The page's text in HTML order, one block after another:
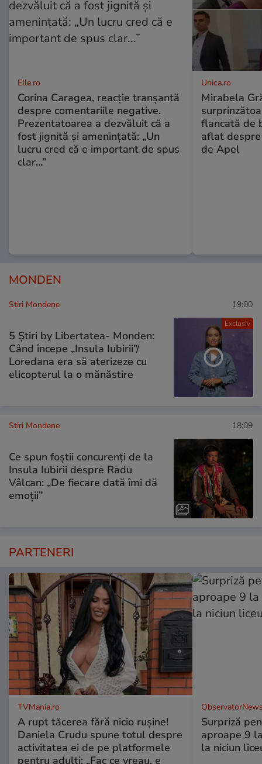
Elle.ro
Corina Caragea, reacție tranșantă
despre comentariile negative.
Prezentatoarea a dezvăluit că a
fost jignită și amenințată: „Un
lucru cred că e important de spus
clar...”
Unica.ro
Mirabela
flancată de
aflat
de Apel
MONDEN
Exclusiv
Stiri Mondene 19:00
5 Știri by Libertatea- Monden:
Când începe „Insula Iubirii”/
Loredana era să aterizeze cu
elicopterul la o mănăstire
Stiri Mondene 18:09
Ce spun foștii concurenți de la
Insula Iubirii despre Radu
Vâlcan: „De fiecare dată îmi dă
emoții”
PARTENERI
TVMania.ro
A rupt tăcerea fără nicio rușine!
Daniela Crudu spune totul despre
activitatea ei de pe platformele
pentru adulți: „Fac ce vreau, e
Surpriză
aproape 9
la niciun